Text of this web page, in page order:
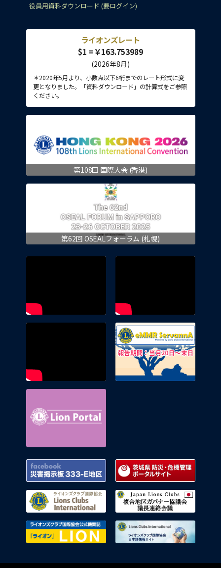
役員用資料ダウンロード (要ログイン)
ライオンズレート
$1 =￥163.753989
(2026年8月)
＊2020年5月より、小数点以下6桁までのレート形式に変
更となりました。「資料ダウンロード」の計算式をご参照
ください。
第108回 国際大会 (香港)
第62回 OSEALフォーラム (札幌)
Facebook 災害掲示板 333-E地区
ライオンズクラブ国際協会
ライオンズクラブ国際協会公式機関